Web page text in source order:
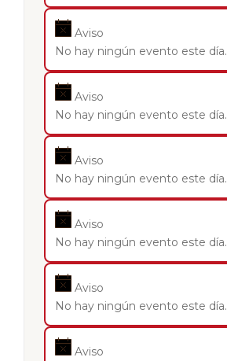
Aviso
No hay ningún evento este día.
Aviso
No hay ningún evento este día.
Aviso
No hay ningún evento este día.
Aviso
No hay ningún evento este día.
Aviso
No hay ningún evento este día.
Aviso